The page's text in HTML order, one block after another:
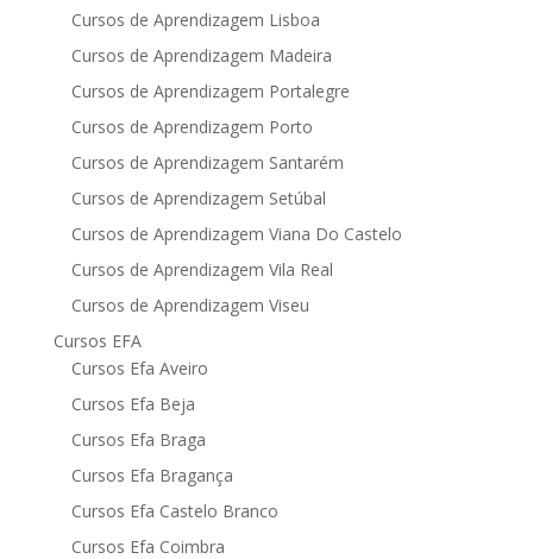
Cursos de Aprendizagem Lisboa
Cursos de Aprendizagem Madeira
Cursos de Aprendizagem Portalegre
Cursos de Aprendizagem Porto
Cursos de Aprendizagem Santarém
Cursos de Aprendizagem Setúbal
Cursos de Aprendizagem Viana Do Castelo
Cursos de Aprendizagem Vila Real
Cursos de Aprendizagem Viseu
Cursos EFA
Cursos Efa Aveiro
Cursos Efa Beja
Cursos Efa Braga
Cursos Efa Bragança
Cursos Efa Castelo Branco
Cursos Efa Coimbra